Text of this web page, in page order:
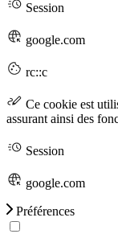
Session
google.com
rc::c
Ce cookie est
assurant ainsi des
Session
google.com
Préférences